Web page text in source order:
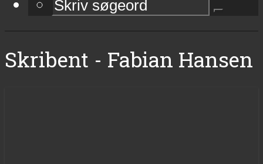
Skribent - Fabian Hansen